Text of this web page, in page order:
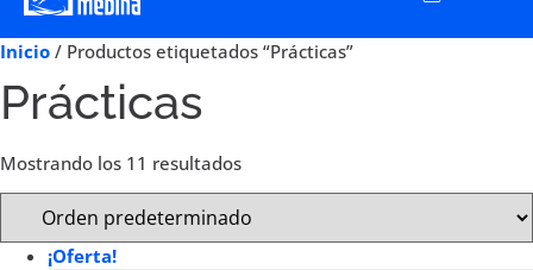
Inicio / Productos etiquetados “Prácticas”
Prácticas
Mostrando los 11 resultados
¡Oferta!